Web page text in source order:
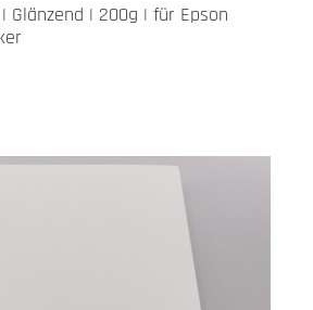
Glänzend | 200g | für Epson